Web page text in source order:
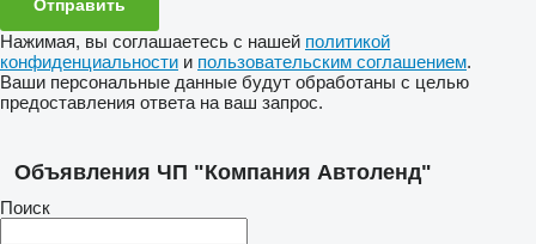
Нажимая, вы соглашаетесь с нашей политикой
конфиденциальности и пользовательским соглашением.
Ваши персональные данные будут обработаны с целью
предоставления ответа на ваш запрос.
Объявления ЧП "Компания Автоленд"
Поиск